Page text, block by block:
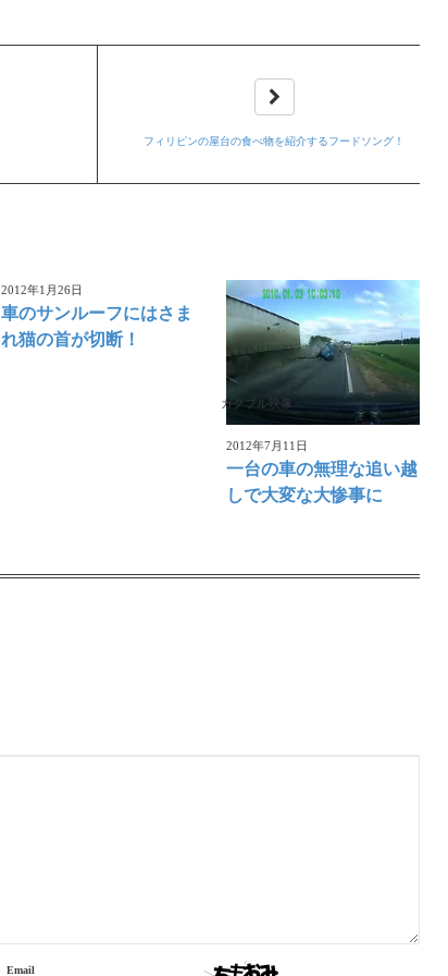
フィリピンの屋台の食べ物を紹介するフードソング！
2012年1月26日
車のサンルーフにはさま
れ猫の首が切断！
ガクブル映像
2012年7月11日
一台の車の無理な追い越
しで大変な大惨事に
Email